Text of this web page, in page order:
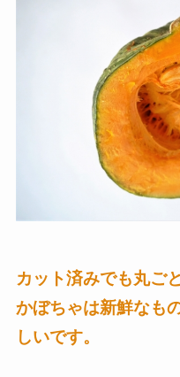
カット済みでも丸ご
かぼちゃは新鮮なも
しいです。